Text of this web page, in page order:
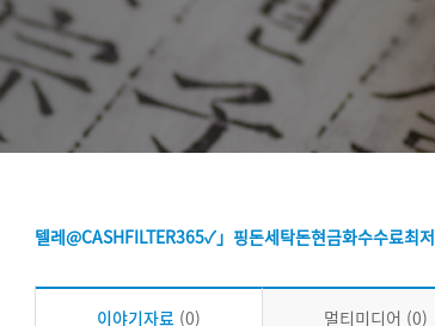
텔레@CASHFILTER365✓」핑돈세탁돈현금화수수료최저
이야기자료 (0) 멀티미디어 (0)